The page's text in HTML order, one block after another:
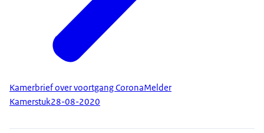
Kamerbrief over voortgang CoronaMelder
Kamerstuk28-08-2020